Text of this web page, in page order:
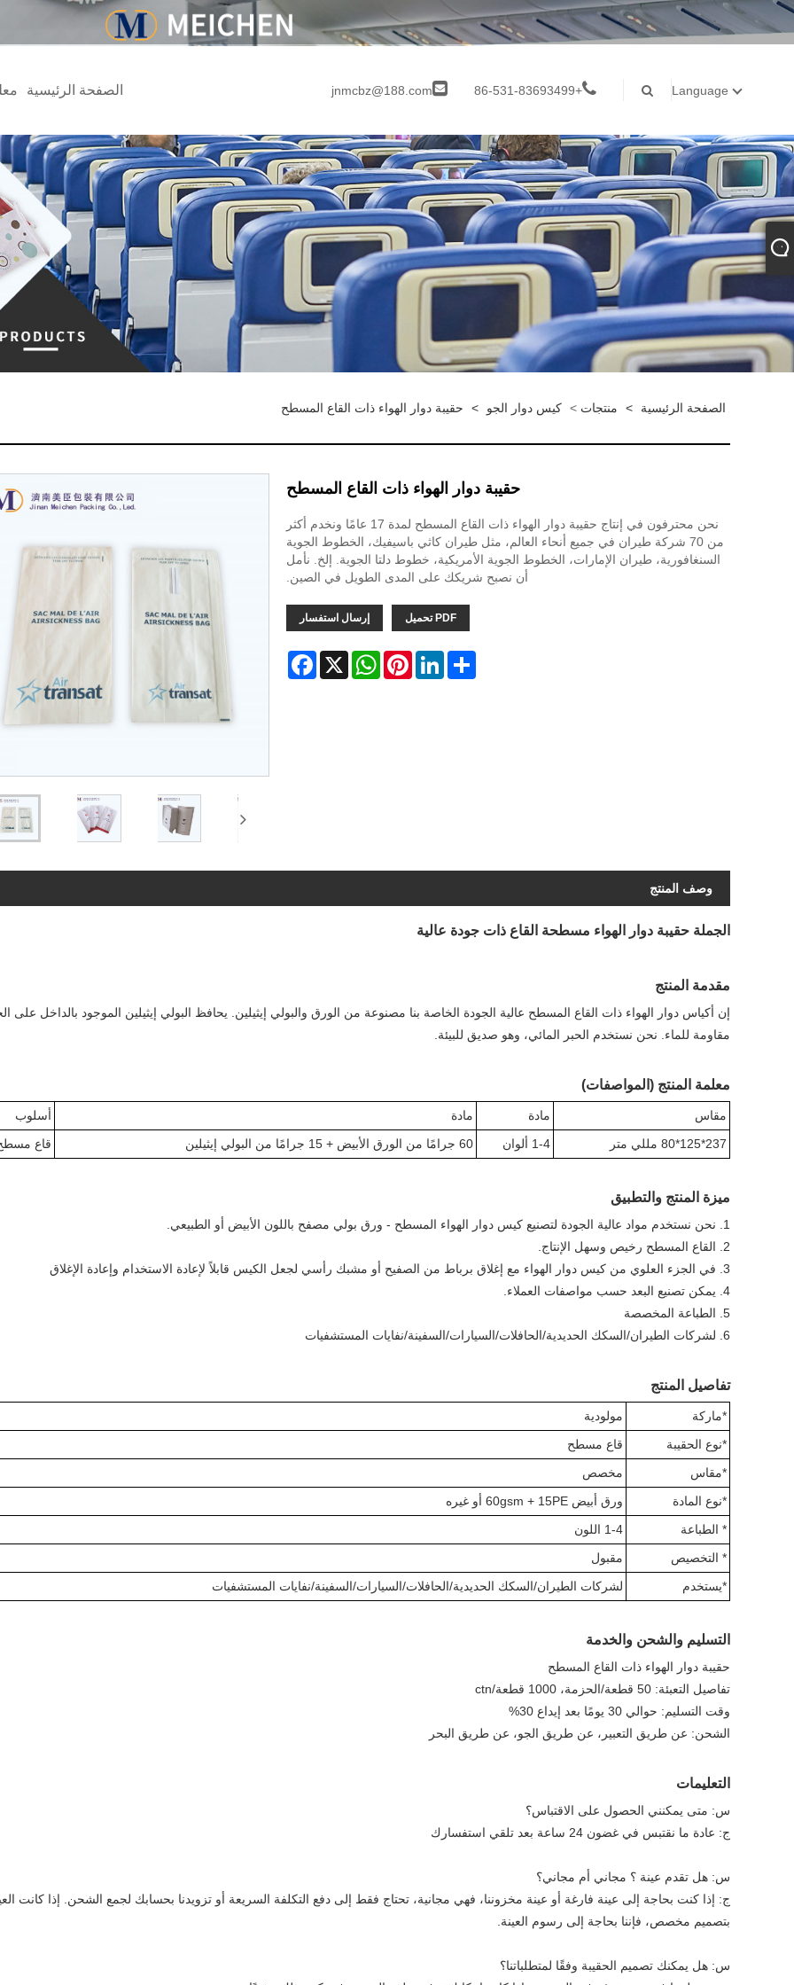
الصفحة الرئيسية jnmcbz@188.com +86-531-83693499 Language
الصفحة الرئيسية > منتجات > كيس دوار الجو > حقيبة دوار الهواء ذات القاع المسطح
حقيبة دوار الهواء ذات القاع المسطح
نحن محترفون في إنتاج حقيبة دوار الهواء ذات القاع المسطح لمدة 17 عامًا ونخدم أكثر
من 70 شركة طيران في جميع أنحاء العالم، مثل طيران كاثي باسيفيك، الخطوط الجوية
السنغافورية، طيران الإمارات، الخطوط الجوية الأمريكية، خطوط دلتا الجوية. إلخ. نأمل
أن نصبح شريكك على المدى الطويل في الصين.
إرسال استفسار PDF تحميل
Facebook X
WhatsAppPinterestLinkedInShare
وصف المنتج
الجملة حقيبة دوار الهواء مسطحة القاع ذات جودة عالية
مقدمة المنتج
إن أكياس دوار الهواء ذات القاع المسطح عالية الجودة الخاصة بنا مصنوعة من الورق والبولي إيثيلين. يحافظ البولي إيثيلين الموجود بالداخل على
مقاومة للماء. نحن نستخدم الحبر المائي، وهو صديق للبيئة.
معلمة المنتج (المواصفات)
مقاس مادة مادة
أسلوب
237*125*80 مللي متر
1-4 ألوان 60 جرامًا من الورق الأبيض + 15 جرامًا من البولي إيثيلين قاع
ميزة المنتج والتطبيق
1. نحن نستخدم مواد عالية الجودة لتصنيع كيس دوار الهواء المسطح - ورق بولي مصفح باللون الأبيض أو الطبيعي.
2. القاع المسطح رخيص وسهل الإنتاج.
3. في الجزء العلوي من كيس دوار الهواء مع إغلاق برباط من الصفيح أو مشبك رأسي لجعل الكيس قابلاً لإعادة الاستخدام وإعادة الإغلاق
4. يمكن تصنيع البعد حسب مواصفات العملاء.
5. الطباعة المخصصة
6. لشركات الطيران/السكك الحديدية/الحافلات/السيارات/السفينة/نفايات المستشفيات
تفاصيل المنتج
*ماركة
مولودية
*نوع الحقيبة
قاع مسطح
*مقاس
مخصص
*نوع المادة
ورق أبيض 60gsm + 15PE أو غيره
* الطباعة
1-4 اللون
* التخصيص
مقبول
*يستخدم
لشركات الطيران/السكك الحديدية/الحافلات/السيارات/السفينة/نفايات المستشفيات
التسليم والشحن والخدمة
حقيبة دوار الهواء ذات القاع المسطح
تفاصيل التعبئة: 50 قطعة/الحزمة، 1000 قطعة/ctn
وقت التسليم: حوالي 30 يومًا بعد إيداع 30%
الشحن: عن طريق التعبير، عن طريق الجو، عن طريق البحر
التعليمات
س: متى يمكنني الحصول على الاقتباس؟
ج: عادة ما نقتبس في غضون 24 ساعة بعد تلقي استفسارك
س: هل تقدم عينة ؟ مجاني أم مجاني؟
ج: إذا كنت بحاجة إلى عينة فارغة أو عينة مخزوننا، فهي مجانية، تحتاج فقط إلى دفع التكلفة السريعة أو تزويدنا بحسابك لجمع الشحن. إذا كانت
بتصميم مخصص، فإننا بحاجة إلى رسوم العينة.
س: هل يمكنك تصميم الحقيبة وفقًا لمتطلباتنا؟